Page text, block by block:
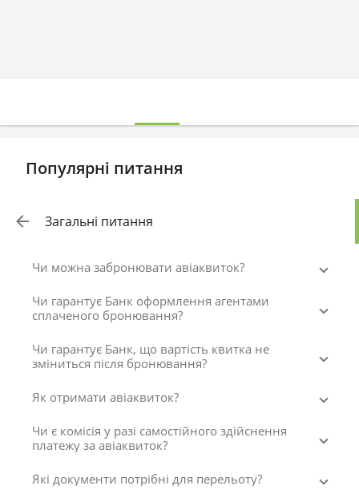
Популярні питання
Загальні питання
Чи можна забронювати авіаквиток?
Чи гарантує Банк оформлення агентами
сплаченого бронювання?
Чи гарантує Банк, що вартість квитка не
зміниться після бронювання?
Як отримати авіаквиток?
Чи є комісія у разі самостійного здійснення
платежу за авіаквиток?
Які документи потрібні для перельоту?